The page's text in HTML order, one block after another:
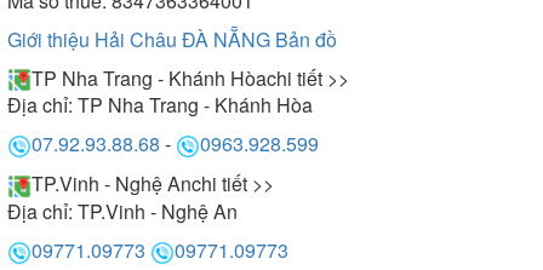
Giới thiệu Hải Châu ĐÀ NẴNG Bản đồ
TP Nha Trang - Khánh Hòachi tiết >>
Địa chỉ: TP Nha Trang - Khánh Hòa
07.92.93.88.68 -
0963.928.599
TP.Vinh - Nghệ Anchi tiết >>
Địa chỉ: TP.Vinh - Nghệ An
09771.09773
09771.09773